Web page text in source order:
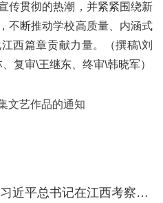
传贯彻的热潮，并紧紧围绕新
不断推动学校高质量、内涵式
西篇章贡献力量。（撰稿\刘
复审\王继东、终审\韩晓军）
文艺作品的通知
记在江西考察时的重要讲话精神